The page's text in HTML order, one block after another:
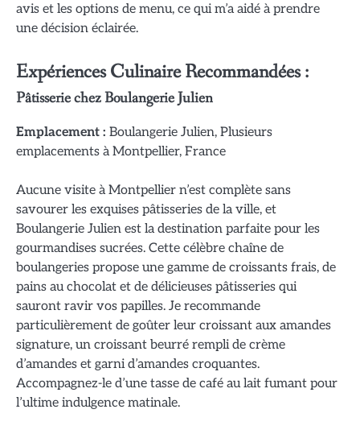
avis et les options de menu, ce qui m’a aidé à prendre
une décision éclairée.
Expériences Culinaire Recommandées :
Pâtisserie chez Boulangerie Julien
Emplacement : Boulangerie Julien, Plusieurs
emplacements à Montpellier, France
Aucune visite à Montpellier n’est complète sans
savourer les exquises pâtisseries de la ville, et
Boulangerie Julien est la destination parfaite pour les
gourmandises sucrées. Cette célèbre chaîne de
boulangeries propose une gamme de croissants frais, de
pains au chocolat et de délicieuses pâtisseries qui
sauront ravir vos papilles. Je recommande
particulièrement de goûter leur croissant aux amandes
signature, un croissant beurré rempli de crème
d’amandes et garni d’amandes croquantes.
Accompagnez-le d’une tasse de café au lait fumant pour
l’ultime indulgence matinale.